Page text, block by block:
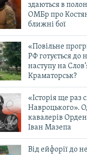
здаються в
ОМБр про
ближні бої
«Повільне
РФ готується до
наступу на
Краматорськ?
«Історія ще раз
Навроцького».
кавалерів
Іван Мазепа
Від ейфорії до